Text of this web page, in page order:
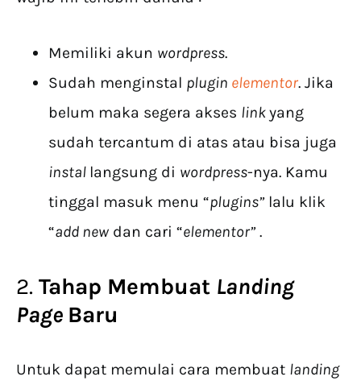
Memiliki akun wordpress.
Sudah menginstal plugin elementor. Jika
belum maka segera akses linkyang
sudah tercantum di atas atau bisa juga
instal langsung di wordpress-nya. Kamu
tinggal masuk menu “plugins”lalu klik
“add new dan cari “elementor”.
2. Tahap Membuat Landing
Page Baru
Untuk dapat memulai cara membuat landing